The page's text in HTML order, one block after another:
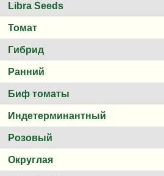
Libra Seeds
Томат
Гибрид
Ранний
Биф томаты
Индетерминантный
Розовый
Округлая